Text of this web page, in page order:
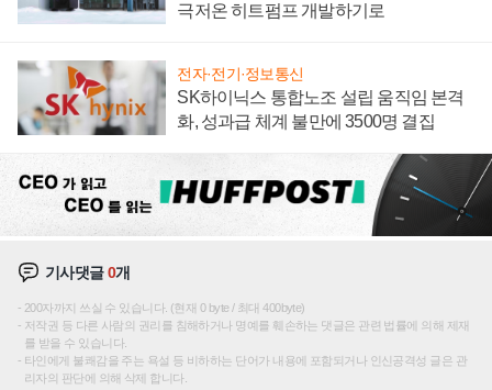
극저온 히트펌프 개발하기로
전자·전기·정보통신
SK하이닉스 통합노조 설립 움직임 본격
화, 성과급 체계 불만에 3500명 결집
기사댓글0개
200자까지 쓰실 수 있습니다. (현재 0 byte / 최대 400byte)
저작권 등 다른 사람의 권리를 침해하거나 명예를 훼손하는 댓글은 관련 법률에 의해 제재
를 받을 수 있습니다.
타인에게 불쾌감을 주는 욕설 등 비하하는 단어가 내용에 포함되거나 인신공격성 글은 관
리자의 판단에 의해 삭제 합니다.